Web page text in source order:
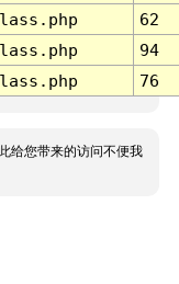
62
94
76
给您带来的访问不便我